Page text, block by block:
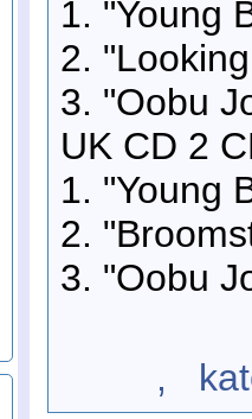
1. "Young
2.
3. "Oobu
UK CD 2
1. "Young
2.
3. "Oobu
,